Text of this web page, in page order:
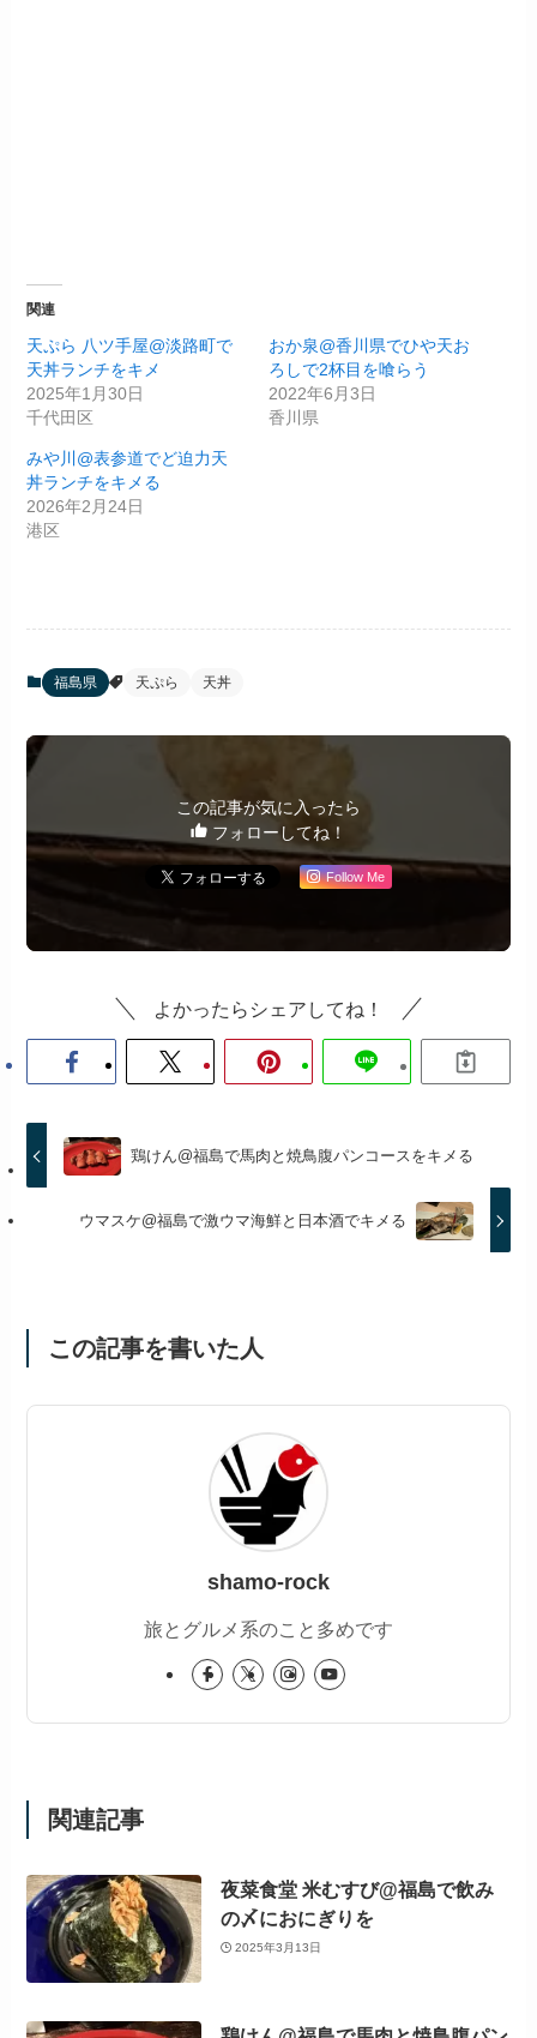
関連
天ぷら 八ツ手屋@淡路町で
天丼ランチをキメ
2025年1月30日
千代田区
おか泉@香川県でひや天お
ろしで2杯目を喰らう
2022年6月3日
香川県
みや川@表参道でど迫力天
丼ランチをキメる
2026年2月24日
港区
福島県 天ぷら 天丼
この記事が気に入ったら
フォローしてね！
Follow Me
よかったらシェアしてね！
鶏けん@福島で馬肉と焼鳥腹パンコースをキメる
ウマスケ@福島で激ウマ海鮮と日本酒でキメる
この記事を書いた人
shamo-rock
旅とグルメ系のこと多めです
関連記事
夜菜食堂 米むすび@福島で飲み
の〆におにぎりを
2025年3月13日